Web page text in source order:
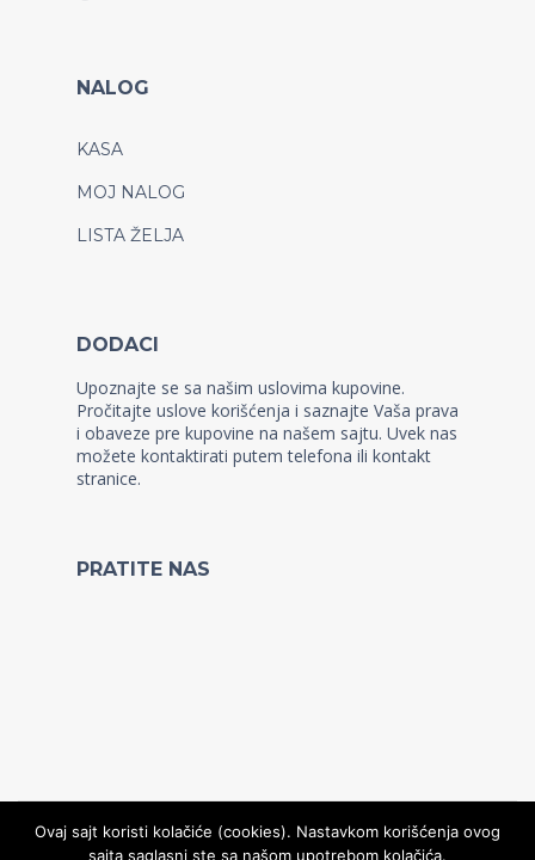
NALOG
KASA
MOJ NALOG
LISTA ŽELJA
DODACI
Upoznajte se sa našim uslovima kupovine.
Pročitajte uslove korišćenja i saznajte Vaša prava
i obaveze pre kupovine na našem sajtu. Uvek nas
možete kontaktirati putem telefona ili kontakt
stranice.
PRATITE NAS
Ovaj sajt koristi kolačiće (cookies). Nastavkom korišćenja ovog
sajta saglasni ste sa našom upotrebom kolačića.